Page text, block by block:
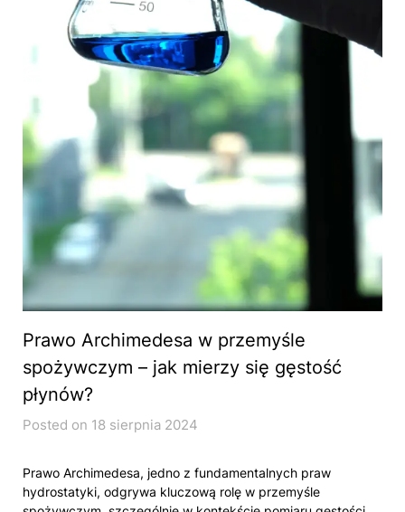
Prawo Archimedesa w przemyśle
spożywczym – jak mierzy się gęstość
płynów?
Posted on 18 sierpnia 2024
Prawo Archimedesa, jedno z fundamentalnych praw
hydrostatyki, odgrywa kluczową rolę w przemyśle